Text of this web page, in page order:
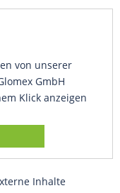
von unserer
GmbH
Klick anzeigen
Inhalte